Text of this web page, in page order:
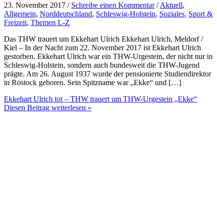
23. November 2017 / Schreibe einen Kommentar /Aktuell,
Allgemein, Norddeutschland, Schleswig-Holstein, Soziales, Sport &
Freizeit, Themen L-Z
Das THW trauert um Ekkehart Ulrich Ekkehart Ulrich, Meldorf /
Kiel – In der Nacht zum 22. November 2017 ist Ekkehart Ulrich
gestorben. Ekkehart Ulrich war ein THW-Urgestein, der nicht nur in
Schleswig-Holstein, sondern auch bundesweit die THW-Jugend
prägte. Am 26. August 1937 wurde der pensionierte Studiendirektor
in Rostock geboren. Sein Spitzname war „Ekke“ und […]
Ekkehart Ulrich tot – THW trauert um THW-Urgestein „Ekke“
Diesen Beitrag weiterlesen »